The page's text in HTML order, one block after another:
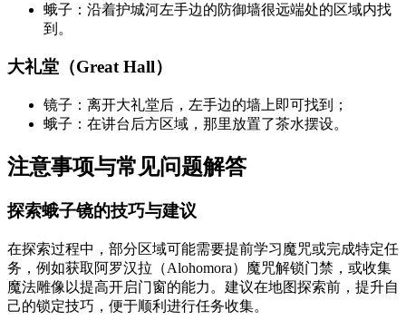
蛾子：沿着护城河左手边的防御墙很远端处的区域内找
到。
大礼堂（Great Hall）
镜子：离开大礼堂后，左手边的墙上即可找到；
蛾子：在讲台后方区域，那里放置了茶水摆设。
注意事项与常见问题解答
探索蛾子镜的技巧与建议
在探索过程中，部分区域可能需要提前学习魔咒或完成特定任
务，例如获取阿罗汉拉（Alohomora）魔咒解锁门禁，或收集
魔法雕像以提高开启门窗的能力。建议在地图探索前，提升自
己的锁定技巧，便于顺利进行任务收集。